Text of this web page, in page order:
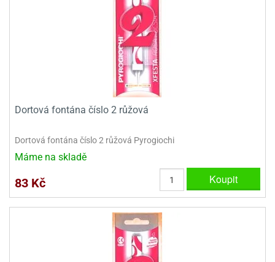
Dortová fontána číslo 2 růžová
Dortová fontána číslo 2 růžová Pyrogiochi
Máme na skladě
83 Kč Koupit